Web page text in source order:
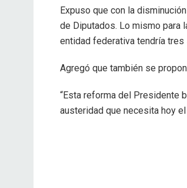
Expuso que con la
de Diputados. Lo mismo para
entidad federativa tendría tres
Agregó que también se
“Esta reforma del Presidente
austeridad que necesita hoy el